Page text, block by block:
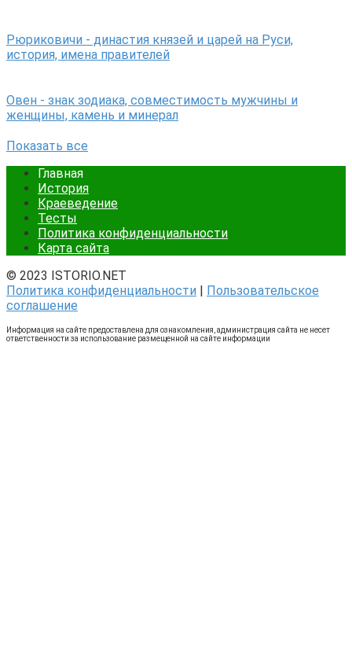
Рюриковичи - династия князей и царей на Руси,
история, имена правителей
Овен - знак зодиака, совместимость мужчины и
женщины, камень и минерал
Показать все
Главная
История
Краеведение
Тесты
Политика конфиденциальности
Карта сайта
© 2023 ISTORIO.NET
Политика конфиденциальности | Пользовательское
соглашение
Информация на сайте предоставлена для ознакомления, администрация сайта не несет
ответственности за использование размещенной на сайте информации